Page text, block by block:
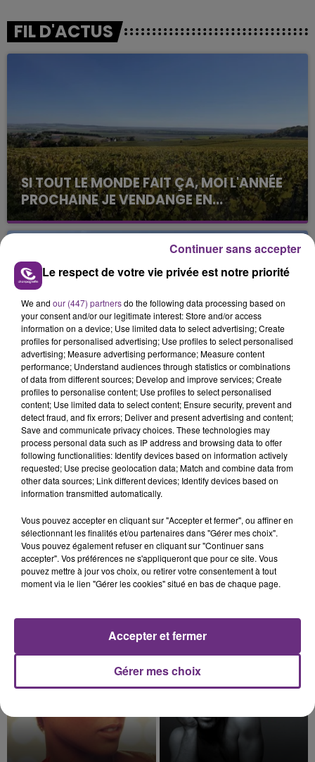
FIL D'ACTUS
SI TOUT LE MONDE FAIT ÇA, MOI L'ANNÉE
PROCHAINE JE VENDANGE EN...
La vendange en Champagne a débuté ce jeudi 6
août dans la commune de Montgueux (Aube). Du
L'INSPECTION DU TRAVAIL RAPPELLE À
L'ORDRE SUR LES CONDITIONS DE...
Alors que les dates de début des vendange 2026
s'est avéré être plus précoce que prévu,
l'inspection du Travail en profite pour rappeler
les conditions de...
TITRES DIFFUSÉS
6h38
6h38
End Of Beginning
6h35
6h35
Fever Dream
6h26
6h26
Le respect de votre vie privée est notre priorité
We and our (447) partnersdo the following data processing based on
your consent and/or our legitimate interest: Store and/or access
information on a device; Use limited data to select advertising; Create
profiles for personalised advertising; Use profiles to select personalised
advertising; Measure advertising performance; Measure content
performance; Understand audiences through statistics or combinations
of data from different sources; Develop and improve services; Create
profiles to personalise content; Use profiles to select personalised
content; Use limited data to select content; Ensure security, prevent and
detect fraud, and fix errors; Deliver and present advertising and content;
Save and communicate privacy choices. These technologies may
process personal data such as IP address and browsing data to offer
following functionalities: Identify devices based on information actively
requested; Use precise geolocation data; Match and combine data from
other data sources; Link different devices; Identify devices based on
information transmitted automatically.
Vous pouvez accepter en cliquant sur "Accepter et fermer", ou affiner en
sélectionnant les finalités et/ou partenaires dans "Gérer mes choix".
Vous pouvez également refuser en cliquant sur "Continuer sans
accepter". Vos préférences ne s'appliqueront que pour ce site. Vous
pouvez mettre à jour vos choix, ou retirer votre consentement à tout
moment via le lien "Gérer les cookies" situé en bas de chaque page.
Gérer mes choix
Accepter et fermer
Continuer sans accepter